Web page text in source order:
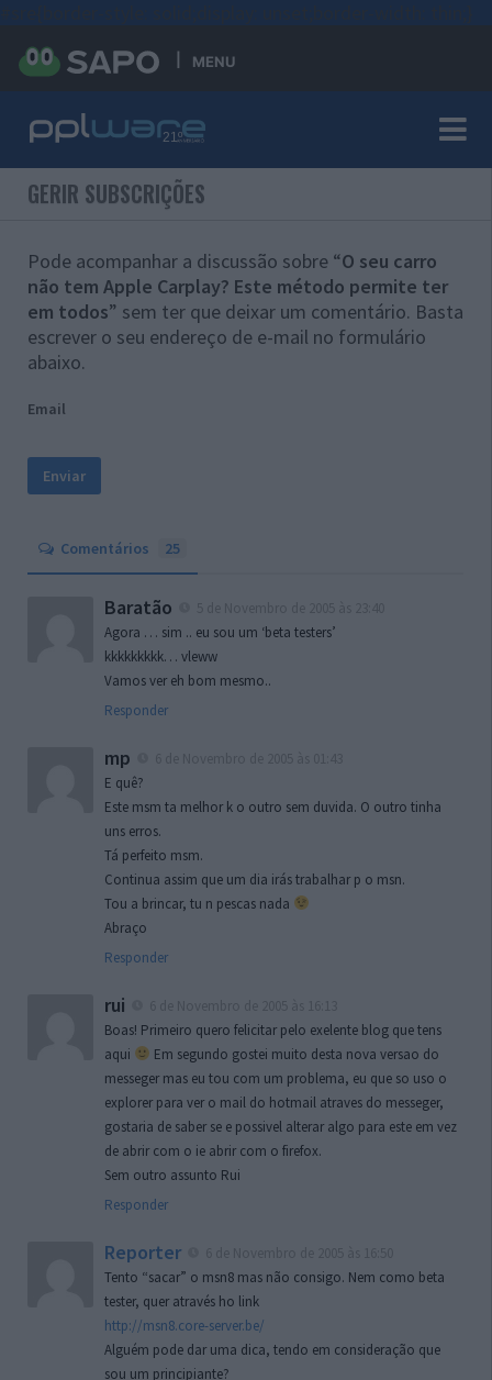
MENU
GERIR SUBSCRIÇÕES
Pode acompanhar a discussão sobre “O seu carro
não tem Apple Carplay? Este método permite ter
em todos” sem ter que deixar um comentário. Basta
escrever o seu endereço de e-mail no formulário
abaixo.
Email
Comentários 25
Baratão
Agora … sim .. eu sou um ‘beta testers’
kkkkkkkkk… vleww
Vamos ver eh bom mesmo..
Responder
mp
E quê?
Este msm ta melhor k o outro sem duvida. O outro tinha
uns erros.
Tá perfeito msm.
Continua assim que um dia irás trabalhar p o msn.
Tou a brincar, tu n pescas nada
Abraço
Responder
rui
Boas! Primeiro quero felicitar pelo exelente blog que tens
aqui
Em segundo gostei muito desta nova versao do
messeger mas eu tou com um problema, eu que so uso o
explorer para ver o mail do hotmail atraves do messeger,
gostaria de saber se e possivel alterar algo para este em vez
de abrir com o ie abrir com o firefox.
Sem outro assunto Rui
Responder
Reporter
Tento “sacar” o msn8 mas não consigo. Nem como beta
tester, quer através ho link
http://msn8.core-server.be/
Alguém pode dar uma dica, tendo em consideração que
sou um principiante?